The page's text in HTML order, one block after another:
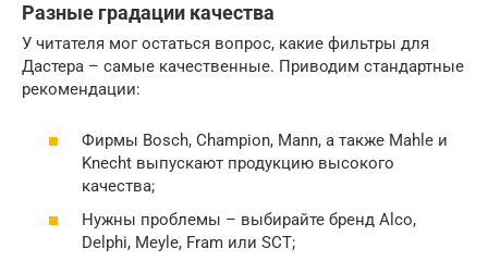
Разные градации качества
У читателя мог остаться вопрос, какие фильтры для
Дастера – самые качественные. Приводим стандартные
рекомендации:
Фирмы Bosch, Champion, Mann, а также Mahle и
Knecht выпускают продукцию высокого
качества;
Нужны проблемы – выбирайте бренд Alco,
Delphi, Meyle, Fram или SCT;